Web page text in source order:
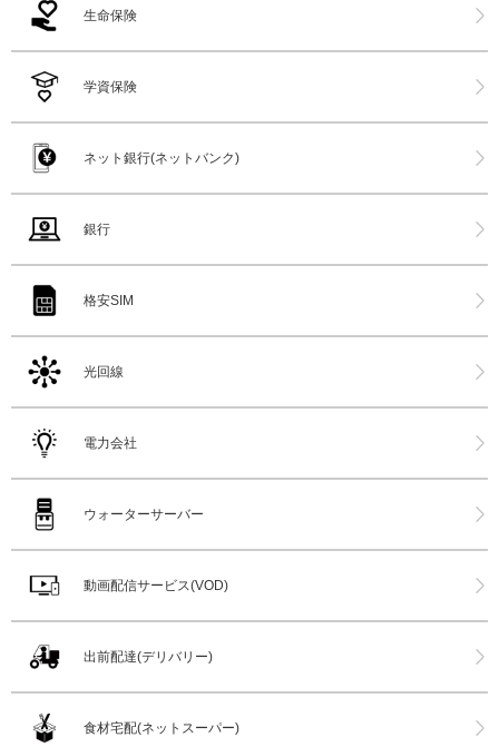
生命保険
学資保険
ネット銀行(ネットバンク)
銀行
格安SIM
光回線
電力会社
ウォーターサーバー
動画配信サービス(VOD)
出前配達(デリバリー)
食材宅配(ネットスーパー)